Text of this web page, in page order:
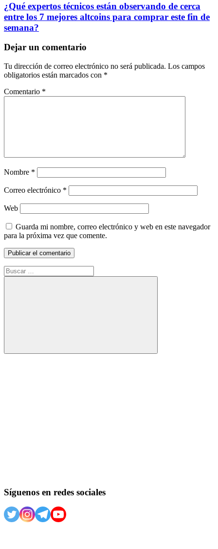
¿Qué expertos técnicos están observando de cerca
entre los 7 mejores altcoins para comprar este fin de
semana?
Dejar un comentario
Tu dirección de correo electrónico no será publicada. Los campos
obligatorios están marcados con *
Comentario *
Nombre *
Correo electrónico *
Web
Guarda mi nombre, correo electrónico y web en este navegador
para la próxima vez que comente.
Buscar:
Buscar
Síguenos en redes sociales